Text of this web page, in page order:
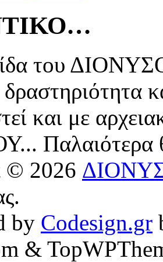
του
δραστηριότητα
και με
Παλαιότερα
© 2026
by Codesign.gr
&